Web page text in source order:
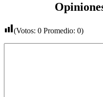
(Votos: 0 Promedio: 0)